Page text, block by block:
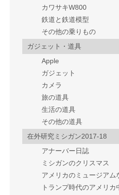
カワサキW800
鉄道と鉄道模型
その他の乗りもの
ガジェット・道具
Apple
ガジェット
カメラ
旅の道具
生活の道具
その他の道具
在外研究ミシガン2017-18
アナーバー日誌
ミシガンのクリスマス
アメリカのミュージアム
トランプ時代のアメリカ